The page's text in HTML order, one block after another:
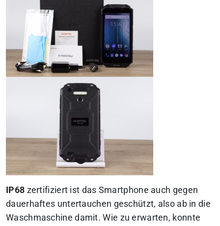
IP68 zertifiziert ist das Smartphone auch gegen
dauerhaftes untertauchen geschützt, also ab in die
Waschmaschine damit. Wie zu erwarten, konnte